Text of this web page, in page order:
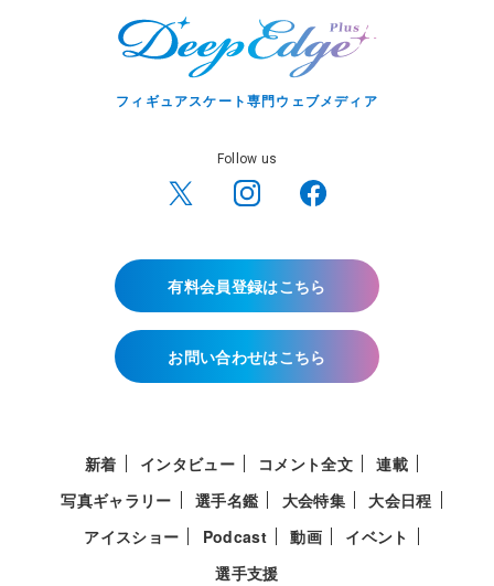
フィギュアスケート専門ウェブメディア
Follow us
有料会員登録はこちら
お問い合わせはこちら
新着 インタビュー コメント全文
連載
写真ギャラリー
選手名鑑 大会特集
大会日程
アイスショー
Podcast 動画
イベント
選手支援